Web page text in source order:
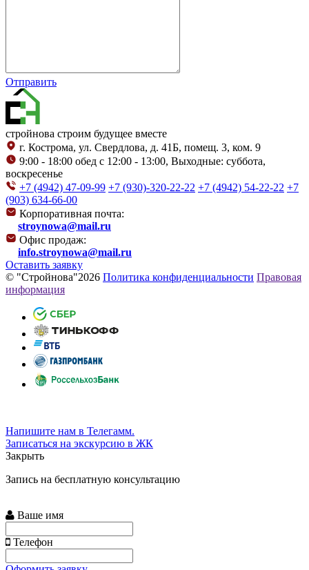
Отправить
стройнова строим будущее вместе
г. Кострома, ул. Свердлова, д. 41Б, помещ. 3, ком. 9
9:00 - 18:00 обед с 12:00 - 13:00, Выходные: суббота,
воскресенье
+7 (4942) 47-09-99 +7 (930)-320-22-22 +7 (4942) 54-22-22 +7
(903) 634-66-00
Корпоративная почта:
stroynowa@mail.ru
Офис продаж:
info.stroynowa@mail.ru
Оставить заявку
© "Стройнова"2026 Политика конфиденциальности Правовая
информация
Напишите нам в Телегамм.
Записаться на экскурсию в ЖК
Закрыть
Запись на бесплатную консультацию
Ваше имя
Телефон